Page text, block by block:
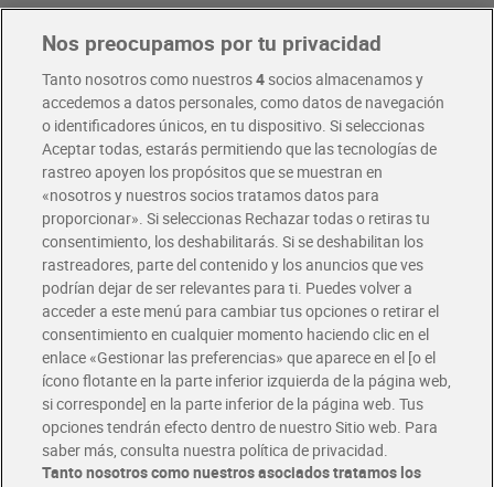
Pide hoy, recibe hoy
Envío gratis por compras superiores a 100€
Envío estandar por 4,99€
Glovo y Uber Eats
Solicita tu factura de Glovo o Uber Eats
Únete al CLUB Dia
Disfruta las ventajas y ofertas exclusivas.
Descárgate la APP Dia
Folletos y Tiendas
Descubre las mejores ofertas y busca tu tienda más cercana
Tarjeta MaX Dia
Nos preocupamos por tu privacidad
Tanto nosotros como nuestros4socios almacenamos y
accedemos a datos personales, como datos de navegación
o identificadores únicos, en tu dispositivo. Si seleccionas
Aceptar todas, estarás permitiendo que las tecnologías de
rastreo apoyen los propósitos que se muestran en
«nosotros y nuestros socios tratamos datos para
proporcionar». Si seleccionas Rechazar todas o retiras tu
consentimiento, los deshabilitarás. Si se deshabilitan los
rastreadores, parte del contenido y los anuncios que ves
podrían dejar de ser relevantes para ti. Puedes volver a
acceder a este menú para cambiar tus opciones o retirar el
consentimiento en cualquier momento haciendo clic en el
enlace «Gestionar las preferencias» que aparece en el [o el
ícono flotante en la parte inferior izquierda de la página web,
si corresponde] en la parte inferior de la página web. Tus
opciones tendrán efecto dentro de nuestro Sitio web. Para
saber más, consulta nuestra política de privacidad.
Tanto nosotros como nuestros asociados tratamos los